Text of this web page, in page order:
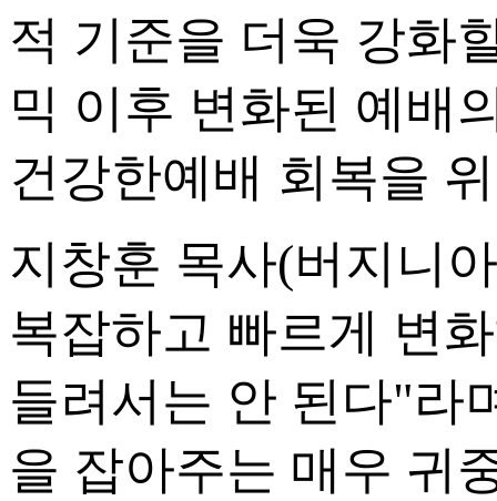
적 기준을 더욱 강화
믹 이후 변화된 예배
건강한예배 회복을
지창훈 목사(버지니
복잡하고 빠르게 변
들려서는 안 된다"라
을 잡아주는 매우 귀